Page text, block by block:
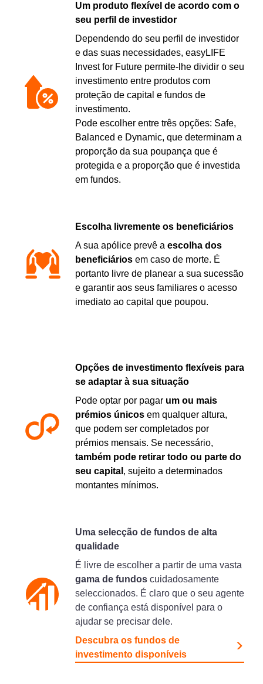
Um produto flexível de acordo com o
seu perfil de investidor
Dependendo do seu perfil de investidor
e das suas necessidades, easyLIFE
Invest for Future permite-lhe dividir o seu
investimento entre produtos com
proteção de capital e fundos de
investimento.
Pode escolher entre três opções: Safe,
Balanced e Dynamic, que determinam a
proporção da sua poupança que é
protegida e a proporção que é investida
em fundos.
Escolha livremente os beneficiários
A sua apólice prevê a escolha dos
beneficiários em caso de morte. É
portanto livre de planear a sua sucessão
e garantir aos seus familiares o acesso
imediato ao capital que poupou.
Opções de investimento flexíveis para
se adaptar à sua situação
Pode optar por pagar um ou mais
prémios únicos em qualquer altura,
que podem ser completados por
prémios mensais. Se necessário,
também pode retirar todo ou parte do
seu capital , sujeito a determinados
montantes mínimos.
Uma selecção de fundos de alta
qualidade
É livre de escolher a partir de uma vasta
gama de fundos cuidadosamente
seleccionados. É claro que o seu agente
de confiança está disponível para o
ajudar se precisar dele.
Descubra os fundos de
investimento disponíveis